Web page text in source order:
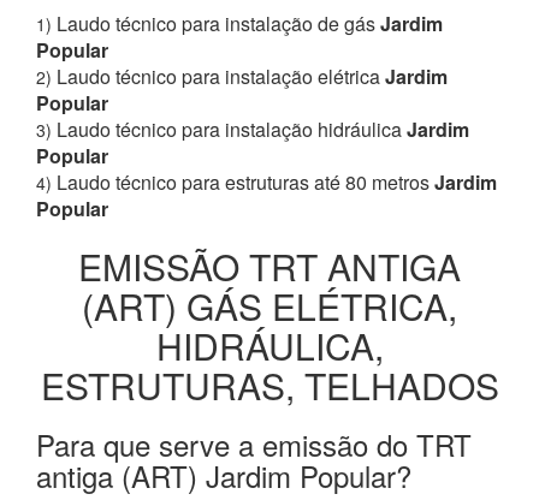
1) Laudo técnico para instalação de gásJardim
Popular
2) Laudo técnico para instalação elétricaJardim
Popular
3) Laudo técnico para instalação hidráulicaJardim
Popular
4) Laudo técnico para estruturas até 80 metrosJardim
Popular
EMISSÃO TRT ANTIGA
(ART) GÁS ELÉTRICA,
HIDRÁULICA,
ESTRUTURAS, TELHADOS
Para que serve a emissão do TRT
antiga (ART) Jardim Popular?